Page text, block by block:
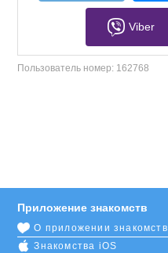
Viber
Пользователь номер: 162768
Приложение знакомств
О приложении знакомств
Знакомства iOS